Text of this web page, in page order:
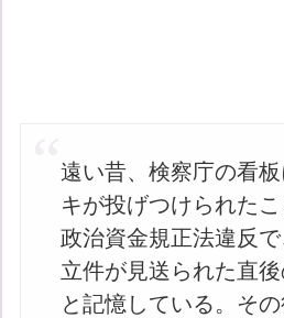
遠い昔、検察庁の看
キが投げつけられたこ
政治資金規正法違反
立件が見送られた直
と記憶している。そ